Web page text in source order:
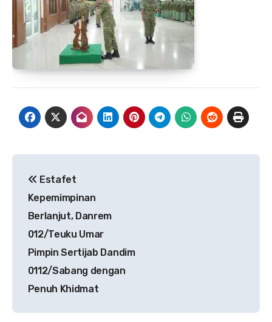
pos
Estafet
Kepemimpinan
Berlanjut, Danrem
012/Teuku Umar
Pimpin Sertijab Dandim
0112/Sabang dengan
Penuh Khidmat